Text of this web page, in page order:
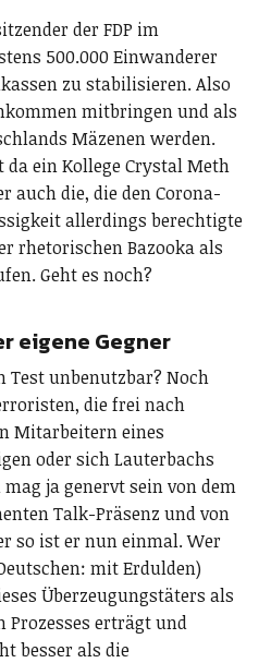
der FDP im
500.000 Einwanderer
zu stabilisieren. Also
mitbringen und als
Mäzenen werden.
ein Kollege Crystal Meth
auch die, die den Corona-
allerdings berechtigte
rhetorischen Bazooka als
Geht es noch?
eigene Gegner
Test unbenutzbar? Noch
die frei nach
Mitarbeitern eines
oder sich Lauterbachs
ja genervt sein von dem
Talk-Präsenz und von
so ist er nun einmal. Wer
mit Erdulden)
Überzeugungstäters als
Prozesses erträgt und
besser als die